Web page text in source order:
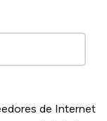
de Internet